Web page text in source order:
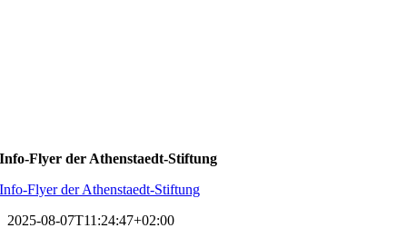
Info-Flyer der Athenstaedt-Stiftung
Info-Flyer der Athenstaedt-Stiftung
2025-08-07T11:24:47+02:00